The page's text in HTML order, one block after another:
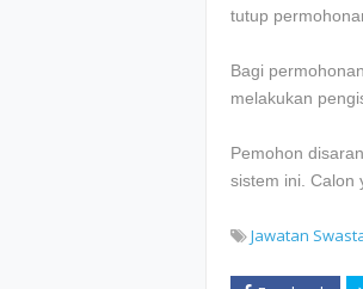
tutup
Bagi
melakukan
Pemohon
sistem ini. Calon
Jawatan